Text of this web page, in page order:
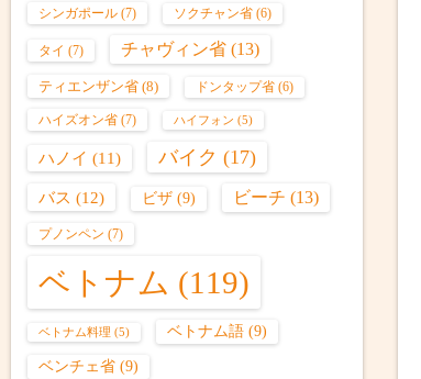
シンガポール (7) ソクチャン省 (6)
タイ (7) チャヴィン省 (13)
ティエンザン省 (8) ドンタップ省 (6)
ハイズオン省 (7) ハイフォン (5)
ハノイ (11) バイク (17)
バス (12) ビザ (9) ビーチ (13)
プノンペン (7)
ベトナム (119)
ベトナム料理 (5) ベトナム語 (9)
ベンチェ省 (9)